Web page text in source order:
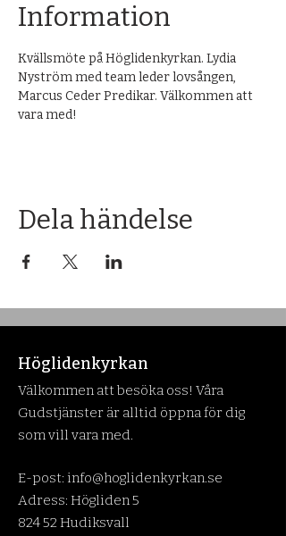
Information
Kvällsmöte på Höglidenkyrkan. Lydia
Nyström med team leder lovsången,
Marcus Ceder Predikar. Välkommen att
vara med!
Dela händelse
Höglidenkyrkan
Välkommen att besöka oss! Våra
Gudstjänster är alltid öppna för dig
som vill vara med.
E-post: info@hoglidenkyrkan.se
Adress: Högliden 5
824 52 Hudiksvall